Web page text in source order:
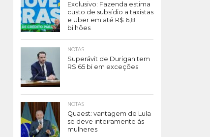
Exclusivo: Fazenda estima
custo de subsídio a taxistas
e Uber em até R$ 6,8
bilhões
NOTAS
Superávit de Durigan tem
R$ 65 bi em exceções
NOTAS
Quaest: vantagem de Lula
se deve inteiramente às
mulheres